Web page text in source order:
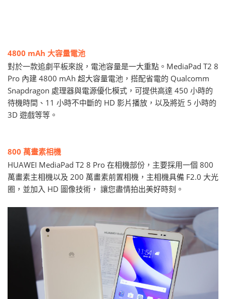
4800 mAh 大容量電池
對於一款追劇平板來說，電池容量是一大重點。MediaPad T2 8
Pro 內建 4800 mAh 超大容量電池，搭配省電的 Qualcomm
Snapdragon 處理器與電源優化模式，可提供高達 450 小時的
待機時間、11 小時不中斷的 HD 影片播放，以及將近 5 小時的
3D 遊戲等等。
800 萬畫素相機
HUAWEI MediaPad T2 8 Pro 在相機部份，主要採用一個 800
萬畫素主相機以及 200 萬畫素前置相機，主相機具備 F2.0 大光
圈，並加入 HD 圖像技術， 讓您盡情拍出美好時刻。